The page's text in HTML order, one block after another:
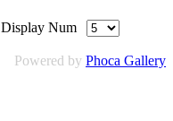
Display Num
Powered by Phoca Gallery